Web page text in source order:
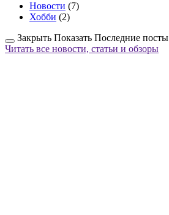
Новости (7)
Хобби (2)
Закрыть Показать Последние посты
Читать все новости, статьи и обзоры